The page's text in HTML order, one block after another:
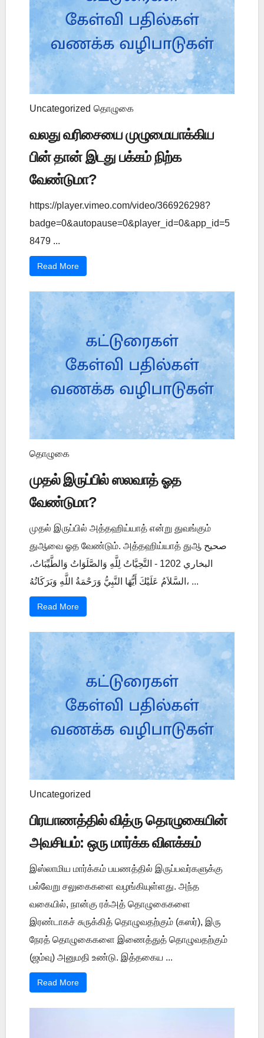
Uncategorized தொழுகை
வலது வரிசையை முழுமையாக்கிய
பின் தான் இடது பக்கம் நிற்க
வேண்டுமா?
https://player.vimeo.com/video/366926298?
badge=0&autopause=0&player_id=0&app_id=5
8479 ...
Read More
தொழுகை
முதல் இருப்பில் ஸலவாத் ஓத
வேண்டுமா?
முதல் இருப்பில் அத்தஹிய்யாத் என்று துவங்கும்
துஆவை ஓத வேண்டும். அத்தஹிய்யாத் துஆ صحيح
البخاري 1202 - التَّحِيَّاتُ لِلَّهِ وَالصَّلَوَاتُ وَالطَّيِّبَاتُ،
السَّلاَمُ عَلَيْكَ أَيُّهَا النَّبِيُّ وَرَحْمَةُ اللَّهِ وَبَرَكَاتُهُ، ...
Read More
Uncategorized
பிரயாணத்தில் வித்ரு தொழுகையின்
அவசியம்: ஒரு மார்க்க விளக்கம்
இஸ்லாமிய மார்க்கம் பயணத்தில் இருப்பவர்களுக்கு
பல்வேறு சலுகைகளை வழங்கியுள்ளது. அந்த
வகையில், நான்கு ரக்அத் தொழுகைகளை
இரண்டாகச் சுருக்கித் தொழுவதற்கும் (கஸர்), இரு
நேரத் தொழுகைகளை இணைத்துத் தொழுவதற்கும்
(ஜம்வு) அனுமதி உண்டு. இத்தகைய ...
Read More